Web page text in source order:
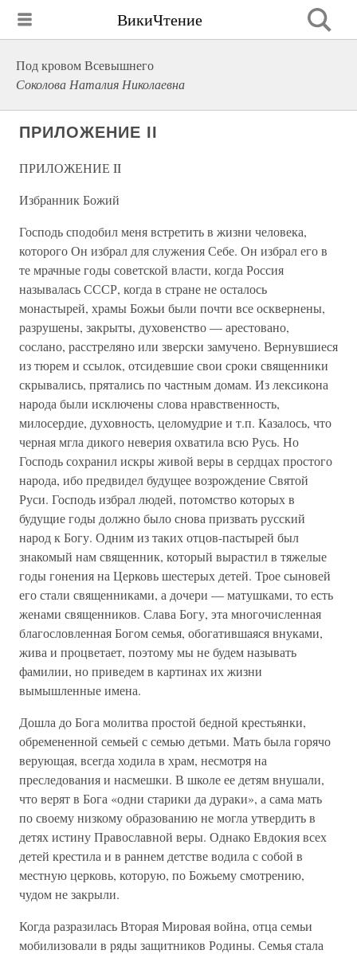
ВикиЧтение
Под кровом Всевышнего
Соколова Наталия Николаевна
ПРИЛОЖЕНИЕ II
ПРИЛОЖЕНИЕ II
Избранник Божий
Господь сподобил меня встретить в жизни человека,
которого Он избрал для служения Себе. Он избрал его в
те мрачные годы советской власти, когда Россия
называлась СССР, когда в стране не осталось
монастырей, храмы Божьи были почти все осквернены,
разрушены, закрыты, духовенство — арестовано,
сослано, расстреляно или зверски замучено. Вернувшиеся
из тюрем и ссылок, отсидевшие свои сроки священники
скрывались, прятались по частным домам. Из лексикона
народа были исключены слова нравственность,
милосердие, духовность, целомудрие и т.п. Казалось, что
черная мгла дикого неверия охватила всю Русь. Но
Господь сохранил искры живой веры в сердцах простого
народа, ибо предвидел будущее возрождение Святой
Руси. Господь избрал людей, потомство которых в
будущие годы должно было снова призвать русский
народ к Богу. Одним из таких отцов-пастырей был
знакомый нам священник, который вырастил в тяжелые
годы гонения на Церковь шестерых детей. Трое сыновей
его стали священниками, а дочери — матушками, то есть
женами священников. Слава Богу, эта многочисленная
благословленная Богом семья, обогатившаяся внуками,
жива и процветает, поэтому мы не будем называть
фамилии, но приведем в картинах их жизни
вымышленные имена.
Дошла до Бога молитва простой бедной крестьянки,
обремененной семьей с семью детьми. Мать была горячо
верующая, всегда ходила в храм, несмотря на
преследования и насмешки. В школе ее детям внушали,
что верят в Бога «одни старики да дураки», а сама мать
по своему низкому образованию не могла утвердить в
детях истину Православной веры. Однако Евдокия всех
детей крестила и в раннем детстве водила с собой в
местную церковь, которую, по Божьему смотрению,
чудом не закрыли.
Когда разразилась Вторая Мировая война, отца семьи
мобилизовали в ряды защитников Родины. Семья стала